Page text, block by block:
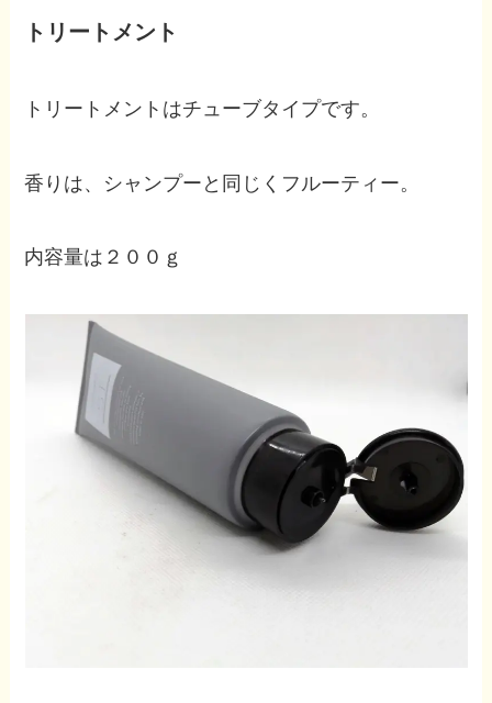
トリートメント
トリートメントはチューブタイプです。
香りは、シャンプーと同じくフルーティー。
内容量は２００ｇ